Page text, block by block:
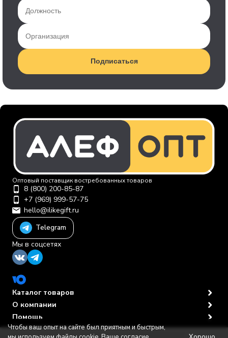
Подписаться
Оптовый поставщик востребованных товаров
8 (800) 200-85-87
+7 (969) 999-57-75
hello@ilikegift.ru
Telegram
Мы в соцсетях
Каталог товаров
О компании
Помощь
Политика персональных данных
© 2012-2026 ООО "Первая торговая компания"
Чтобы ваш опыт на сайте был приятным и быстрым,